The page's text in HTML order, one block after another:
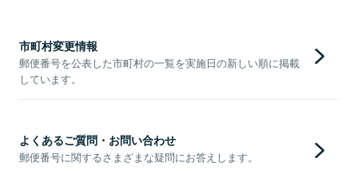
市町村変更情報
郵便番号を公表した市町村の一覧を実施日の新しい順に掲載
しています。
よくあるご質問・お問い合わせ
郵便番号に関するさまざまな疑問にお答えします。